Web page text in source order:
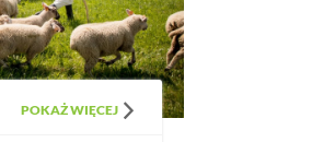
POKAŻ WIĘCEJ